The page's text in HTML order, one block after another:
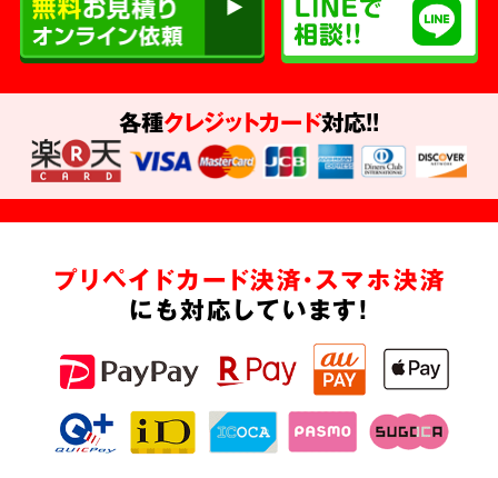
各種クレジットカード対応!!
プリペイドカード決済・スマホ決済
にも対応しています!